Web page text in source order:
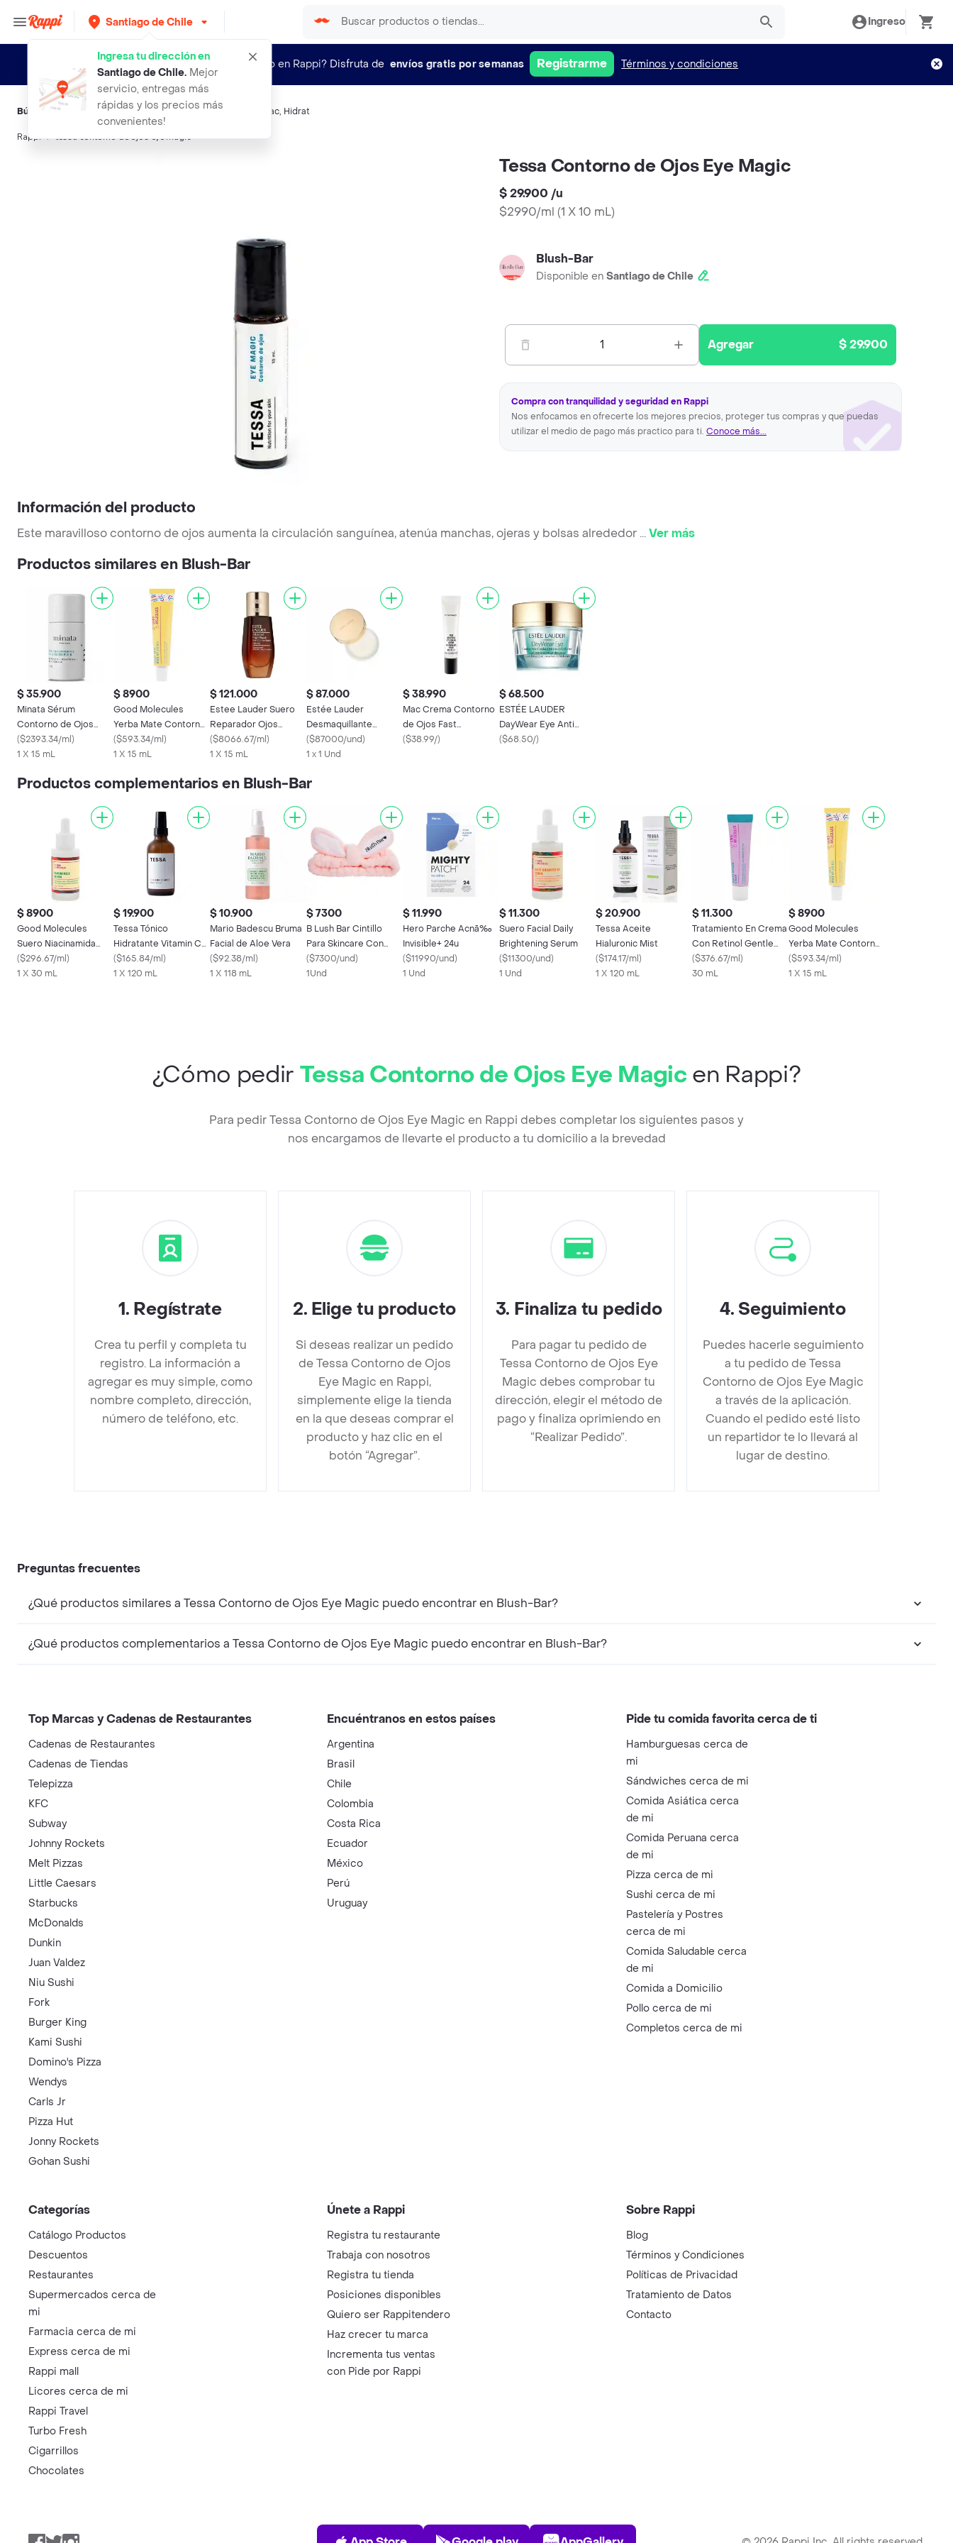
Santiago de Chile
Ingresa tu dirección en
Santiago de Chile. Mejor
servicio, entregas más
rápidas y los precios más
convenientes!
Ingreso
¿Nuevo en Rappi? Disfruta de envíos gratis por semanas Registrarme Términos y condiciones
Búsquedas relacionadas:Contorno de ojos ,Minata Mac, Hidrat
Rappi tessa contorno de ojos eye magic
Tessa Contorno de Ojos Eye Magic
$ 29.900 /u
$2990/ml (1 X 10 mL)
Blush-Bar
Disponible en Santiago de Chile
1 Agregar $ 29.900
Compra con tranquilidad y seguridad en Rappi
Nos enfocamos en ofrecerte los mejores precios, proteger tus compras y que puedas
utilizar el medio de pago más practico para ti. Conoce más...
Información del producto
Este maravilloso contorno de ojos aumenta la circulación sanguínea, atenúa manchas, ojeras y bolsas alrededor ...Ver más
Productos similares en Blush-Bar
$ 35.900
Minata Sérum
Contorno de Ojos
Triple R
($2393.34/ml)
1 X 15 mL
$ 8900
Good Molecules
Yerba Mate Contorno
De Ojos En Gel 15 Ml
($593.34/ml)
1 X 15 mL
$ 121.000
Estee Lauder Suero
Reparador Ojos
Advanced Night M
Atrix 15 Ml
($8066.67/ml)
1 X 15 mL
$ 87.000
Estée Lauder
Desmaquillante
Advanced Night
Cleansing Balm
($87000/und)
1 x 1 Und
$ 38.990
Mac Crema Contorno
de Ojos Fast
Response
($38.99/)
$ 68.500
ESTÉE LAUDER
DayWear Eye Anti
Oxidant
($68.50/)
Productos complementarios en Blush-Bar
$ 8900
Good Molecules
Suero Niacinamida
Good Molecules 30 ml
($296.67/ml)
1 X 30 mL
$ 19.900
Tessa Tónico
Hidratante Vitamin C
Mist
($165.84/ml)
1 X 120 mL
$ 10.900
Mario Badescu Bruma
Facial de Aloe Vera
($92.38/ml)
1 X 118 mL
$ 7300
B Lush Bar Cintillo
Para Skincare Con
Orejitas
($7300/und)
1Und
$ 11.990
Hero Parche Acnã‰
Invisible+ 24u
($11990/und)
1 Und
$ 11.300
Suero Facial Daily
Brightening Serum
($11300/und)
1 Und
$ 20.900
Tessa Aceite
Hialuronic Mist
($174.17/ml)
1 X 120 mL
$ 11.300
Tratamiento En Crema
Con Retinol Gentle
Retinol Cream
($376.67/ml)
30 mL
$ 8900
Good Molecules
Yerba Mate Contorno
De Ojos En Gel 15 Ml
($593.34/ml)
1 X 15 mL
¿Cómo pedir Tessa Contorno de Ojos Eye Magicen Rappi?
Para pedir Tessa Contorno de Ojos Eye Magic en Rappi debes completar los siguientes pasos y
nos encargamos de llevarte el producto a tu domicilio a la brevedad
1. Regístrate
Crea tu perfil y completa tu
registro. La información a
agregar es muy simple, como
nombre completo, dirección,
número de teléfono, etc.
2. Elige tu producto
Si deseas realizar un pedido
de Tessa Contorno de Ojos
Eye Magic en Rappi,
simplemente elige la tienda
en la que deseas comprar el
producto y haz clic en el
botón “Agregar”.
3. Finaliza tu pedido
Para pagar tu pedido de
Tessa Contorno de Ojos Eye
Magic debes comprobar tu
dirección, elegir el método de
pago y finaliza oprimiendo en
“Realizar Pedido”.
4. Seguimiento
Puedes hacerle seguimiento
a tu pedido de Tessa
Contorno de Ojos Eye Magic
a través de la aplicación.
Cuando el pedido esté listo
un repartidor te lo llevará al
lugar de destino.
Preguntas frecuentes
¿Qué productos similares a Tessa Contorno de Ojos Eye Magic puedo encontrar en Blush-Bar?
¿Qué productos complementarios a Tessa Contorno de Ojos Eye Magic puedo encontrar en Blush-Bar?
Top Marcas y Cadenas de Restaurantes
Cadenas de Restaurantes
Cadenas de Tiendas
Telepizza
KFC
Subway
Johnny Rockets
Melt Pizzas
Little Caesars
Starbucks
McDonalds
Dunkin
Juan Valdez
Niu Sushi
Fork
Burger King
Kami Sushi
Domino's Pizza
Wendys
Carls Jr
Pizza Hut
Jonny Rockets
Gohan Sushi
Encuéntranos en estos países
Argentina
Brasil
Chile
Colombia
Costa Rica
Ecuador
México
Perú
Uruguay
Pide tu comida favorita cerca de ti
Hamburguesas cerca de
mi
Sándwiches cerca de mi
Comida Asiática cerca
de mi
Comida Peruana cerca
de mi
Pizza cerca de mi
Sushi cerca de mi
Pastelería y Postres
cerca de mi
Comida Saludable cerca
de mi
Comida a Domicilio
Pollo cerca de mi
Completos cerca de mi
Categorías
Catálogo Productos
Descuentos
Restaurantes
Supermercados cerca de
mi
Farmacia cerca de mi
Express cerca de mi
Rappi mall
Licores cerca de mi
Rappi Travel
Turbo Fresh
Cigarrillos
Chocolates
Únete a Rappi
Registra tu restaurante
Trabaja con nosotros
Registra tu tienda
Posiciones disponibles
Quiero ser Rappitendero
Haz crecer tu marca
Incrementa tus ventas
con Pide por Rappi
Sobre Rappi
Blog
Términos y Condiciones
Políticas de Privacidad
Tratamiento de Datos
Contacto
App Store Play Store AppGallery